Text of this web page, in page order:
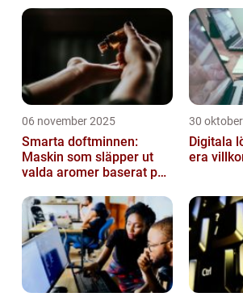
06 november 2025
Smarta doftminnen:
Maskin som släpper ut
valda aromer baserat på
30
Digitala
era